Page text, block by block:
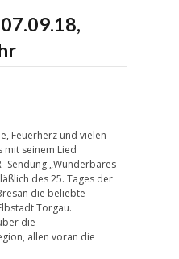
Feuerherz und vielen
mit seinem Lied
Sendung „Wunderbares
des 25. Tages der
die beliebte
Torgau.
die
allen voran die